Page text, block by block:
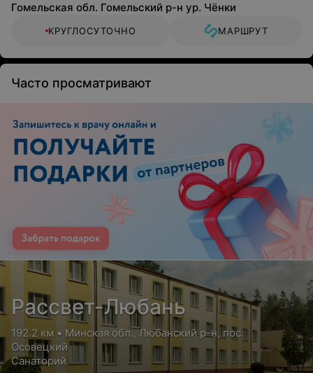
Гомельская обл. Гомельский р-н ур. Чёнки
КРУГЛОСУТОЧНО МАРШРУТ
Часто просматривают
Рассвет-Любань
192.2 км • Минская обл., Любанский р-н, пос.
Осовецкий
Санаторий